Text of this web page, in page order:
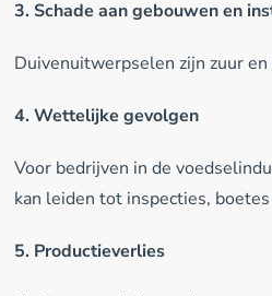
3. Schade aan gebouwen en
Duivenuitwerpselen zijn zuur
4. Wettelijke gevolgen
Voor bedrijven in de
kan leiden tot inspecties,
5. Productieverlies